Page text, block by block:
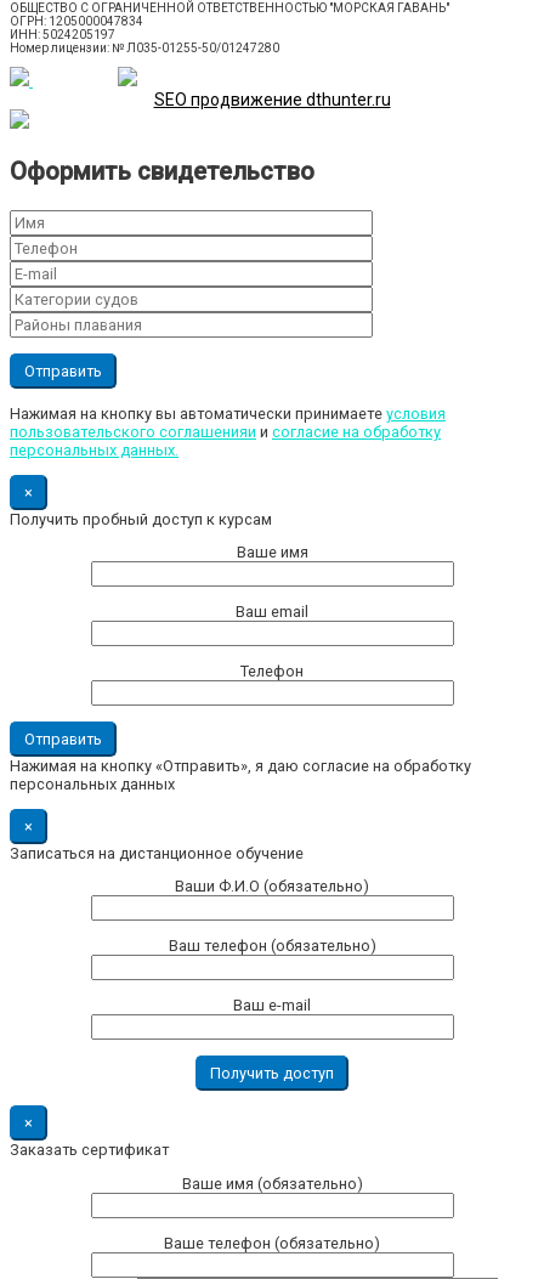
ОБЩЕСТВО С ОГРАНИЧЕННОЙ ОТВЕТСТВЕННОСТЬЮ "МОРСКАЯ ГАВАНЬ"
ОГРН: 1205000047834
ИНН: 5024205197
Номер лицензии: № Л035-01255-50/01247280
SEO продвижение dthunter.ru
Оформить свидетельство
Нажимая на кнопку вы автоматически принимаете условия
пользовательского соглашенияи и cогласие на обработку
персональных данных.
×
Получить пробный доступ к курсам
Ваше имя
Ваш email
Телефон
Нажимая на кнопку «Отправить», я даю согласие на обработку
персональных данных
×
Записаться на дистанционное обучение
Ваши Ф.И.О (обязательно)
Ваш телефон (обязательно)
Ваш e-mail
×
Заказать сертификат
Ваше имя (обязательно)
Ваше телефон (обязательно)